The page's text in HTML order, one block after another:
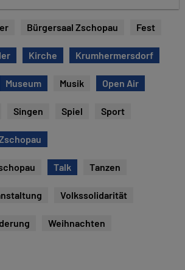
Bürgersaal Zschopau Fest
Kirche Krumhermersdorf
Museum Musik Open Air
Singen Spiel Sport
Talk Tanzen
Volkssolidarität
Weihnachten